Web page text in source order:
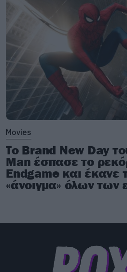
Movies
Το Brand New Day
Man έσπασε το
Endgame και έκανε
«άνοιγμα» όλων των